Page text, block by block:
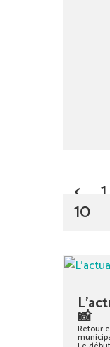
📸
Retour
< 1
10